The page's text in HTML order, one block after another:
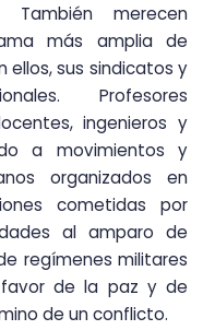
También merecen
más amplia de
ellos, sus sindicatos y
Profesores
ingenieros y
a movimientos y
organizados en
cometidas por
al amparo de
regímenes militares
de la paz y de
de un conflicto.